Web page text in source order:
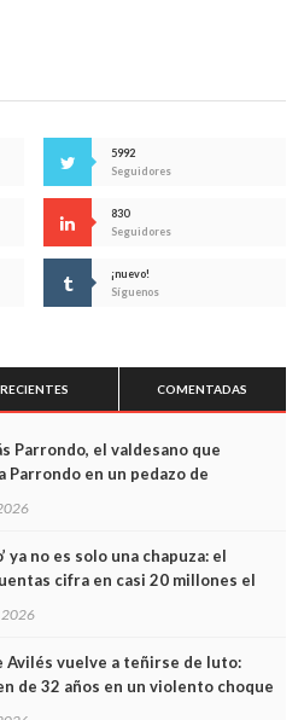
5992
Seguidores
830
Seguidores
¡nuevo!
Síguenos
RECIENTES COMENTADAS
Parrondo, el valdesano que
Parrondo en un pedazo de
ya no es solo una chapuza: el
cifra en casi 20 millones el
los trenes que no cabían por los
2026
Avilés vuelve a teñirse de luto:
de 32 años en un violento choque